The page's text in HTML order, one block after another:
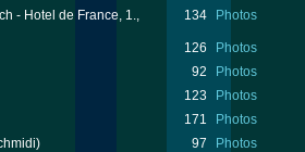
- Hotel de France, 1.,
134 Photos
126
Photos
92
Photos
123
Photos
171
Photos
97
Photos